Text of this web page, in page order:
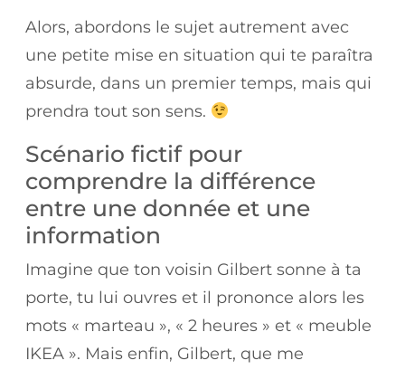
Alors, abordons le sujet autrement avec
une petite mise en situation qui te paraîtra
absurde, dans un premier temps, mais qui
prendra tout son sens.
Scénario fictif pour
comprendre la différence
entre une donnée et une
information
Imagine que ton voisin Gilbert sonne à ta
porte, tu lui ouvres et il prononce alors les
mots « marteau », « 2 heures » et « meuble
IKEA ». Mais enfin, Gilbert, que me